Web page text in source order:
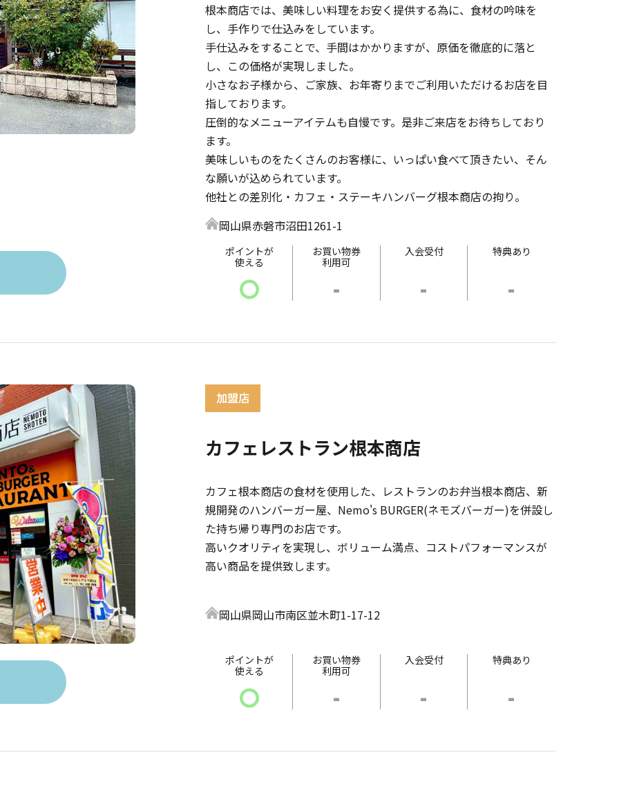
根本商店では、美味しい料理をお安く提供する為に、食材の吟味を
し、手作りで仕込みをしています。
手仕込みをすることで、手間はかかりますが、原価を徹底的に落と
し、この価格が実現しました。
小さなお子様から、ご家族、お年寄りまでご利用いただけるお店を目
指しております。
圧倒的なメニューアイテムも自慢です。是非ご来店をお待ちしており
ます。
美味しいものをたくさんのお客様に、いっぱい食べて頂きたい、そん
な願いが込められています。
他社との差別化・カフェ・ステーキハンバーグ根本商店の拘り。
岡山県赤磐市沼田1261-1
ポイントが
使える
〇
お買い物券
利用可
-
入会受付
-
特典あり
-
カフェレストラン根本商店
カフェ根本商店の食材を使用した、レストランのお弁当根本商店、新
規開発のハンバーガー屋、Nemo's BURGER(ネモズバーガー)を併設し
た持ち帰り専門のお店です。
高いクオリティを実現し、ボリューム満点、コストパフォーマンスが
高い商品を提供致します。
岡山県岡山市南区並木町1-17-12
ポイントが
使える
〇
お買い物券
利用可
-
入会受付
-
特典あり
-